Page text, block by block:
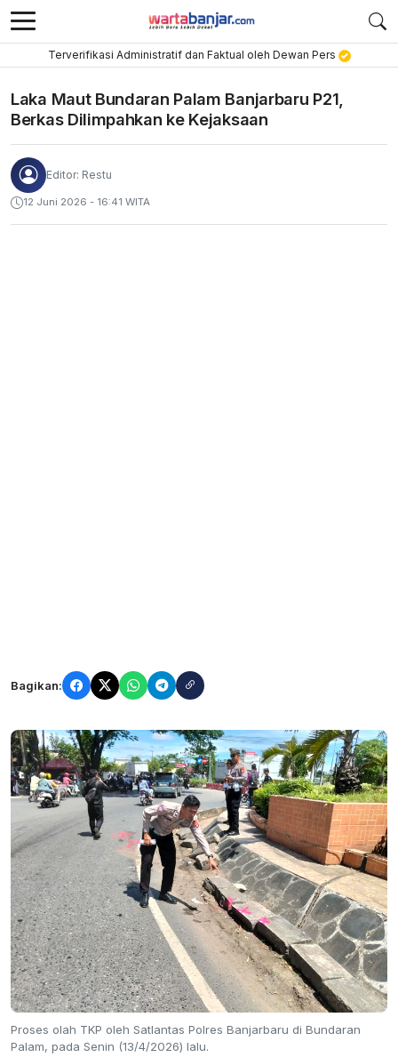
Terverifikasi Administratif dan Faktual oleh Dewan Pers
Laka Maut Bundaran Palam Banjarbaru P21,
Berkas Dilimpahkan ke Kejaksaan
Editor: Restu
12 Juni 2026 - 16:41 WITA
Bagikan:
Proses olah TKP oleh Satlantas Polres Banjarbaru di Bundaran
Palam, pada Senin (13/4/2026) lalu.